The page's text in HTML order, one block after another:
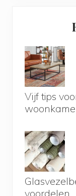
Vijf tips
voordelen